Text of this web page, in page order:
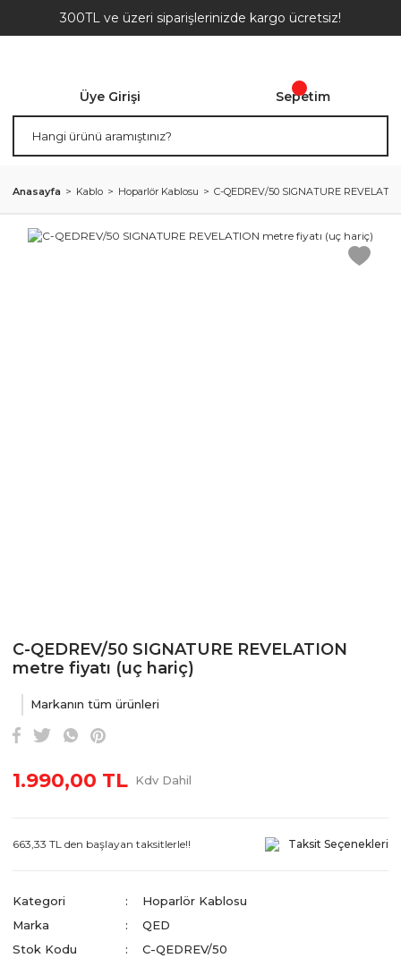
300TL ve üzeri siparişlerinizde kargo ücretsiz!
Üye Girişi Sepetim
Anasayfa Kablo Hoparlör Kablosu C-QEDREV/50 SIGNATURE
C-QEDREV/50 SIGNATURE REVELATION
metre fiyatı (uç hariç)
Markanın tüm ürünleri
1.990,00 TL Kdv Dahil
663,33 TL den başlayan taksitlerle!! Taksit Seçenekleri
Kategori
Hoparlör Kablosu
Marka
QED
Stok Kodu
C-QEDREV/50